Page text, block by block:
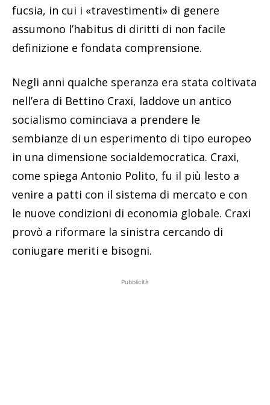
fucsia, in cui i «travestimenti» di genere
assumono l’habitus di diritti di non facile
definizione e fondata comprensione.
Negli anni qualche speranza era stata coltivata
nell’era di Bettino Craxi, laddove un antico
socialismo cominciava a prendere le
sembianze di un esperimento di tipo europeo
in una dimensione socialdemocratica. Craxi,
come spiega Antonio Polito, fu il più lesto a
venire a patti con il sistema di mercato e con
le nuove condizioni di economia globale. Craxi
provò a riformare la sinistra cercando di
coniugare meriti e bisogni.
Pubblicità